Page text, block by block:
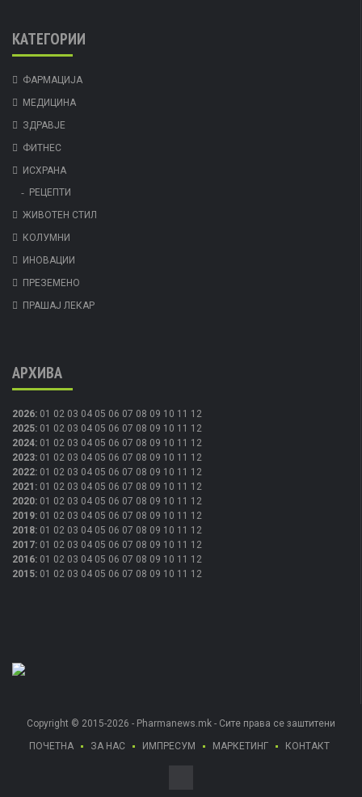
КАТЕГОРИИ
ФАРМАЦИЈА
МЕДИЦИНА
ЗДРАВЈЕ
ФИТНЕС
ИСХРАНА
РЕЦЕПТИ
ЖИВОТЕН СТИЛ
КОЛУМНИ
ИНОВАЦИИ
ПРЕЗЕМЕНО
ПРАШАЈ ЛЕКАР
АРХИВА
2026: 01 02 03 04 05 06 07 08 09 10 11 12
2025: 01 02 03 04 05 06 07 08 09 10 11 12
2024: 01 02 03 04 05 06 07 08 09 10 11 12
2023: 01 02 03 04 05 06 07 08 09 10 11 12
2022: 01 02 03 04 05 06 07 08 09 10 11 12
2021 : 01 02 03 04 05 06 07 08 09 10 11 12
2020: 01 02 03 04 05 06 07 08 09 10 11 12
2019: 01 02 03 04 05 06 07 08 09 10 11 12
2018: 01 02 03 04 05 06 07 08 09 10 11 12
2017: 01 02 03 04 05 06 07 08 09 10 11 12
2016: 01 02 03 04 05 06 07 08 09 10 11 12
2015: 01 02 03 04 05 06 07 08 09 10 11 12
Copyright © 2015-2026 - Pharmanews.mk - Сите права се заштитени
ПОЧЕТНА
ЗА НАС ИМПРЕСУМ МАРКЕТИНГ КОНТАКТ